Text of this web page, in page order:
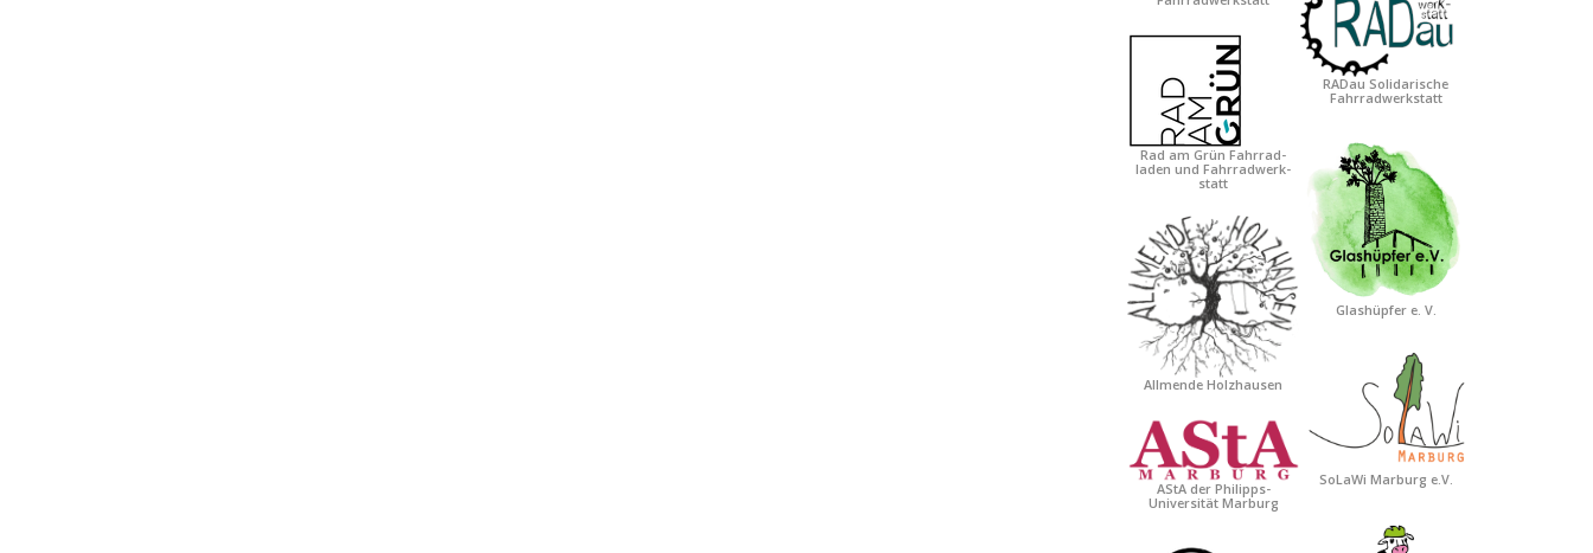
Rad am Grün Fahrrad-
laden und Fahrradwerk-
statt
Allmende Holzhausen
AStA der Philipps-
Universität Marburg
RADau Solidarische
Fahrradwerkstatt
Glashüpfer e. V.
SoLaWi Marburg e.V.